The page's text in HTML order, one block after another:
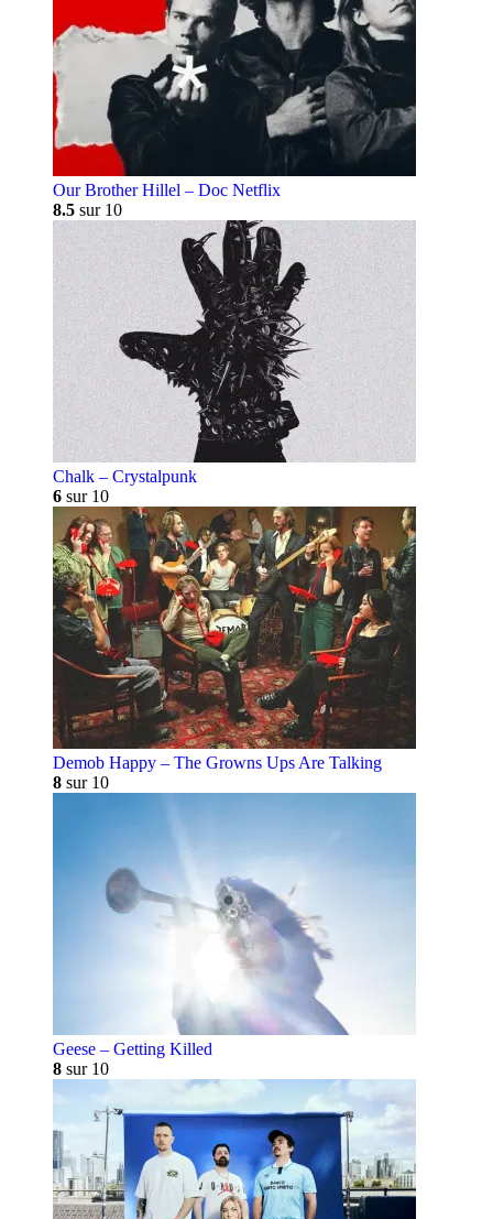
Our Brother Hillel – Doc Netflix
8.5 sur 10
Chalk – Crystalpunk
6 sur 10
Demob Happy – The Growns Ups Are Talking
8 sur 10
Geese – Getting Killed
8 sur 10